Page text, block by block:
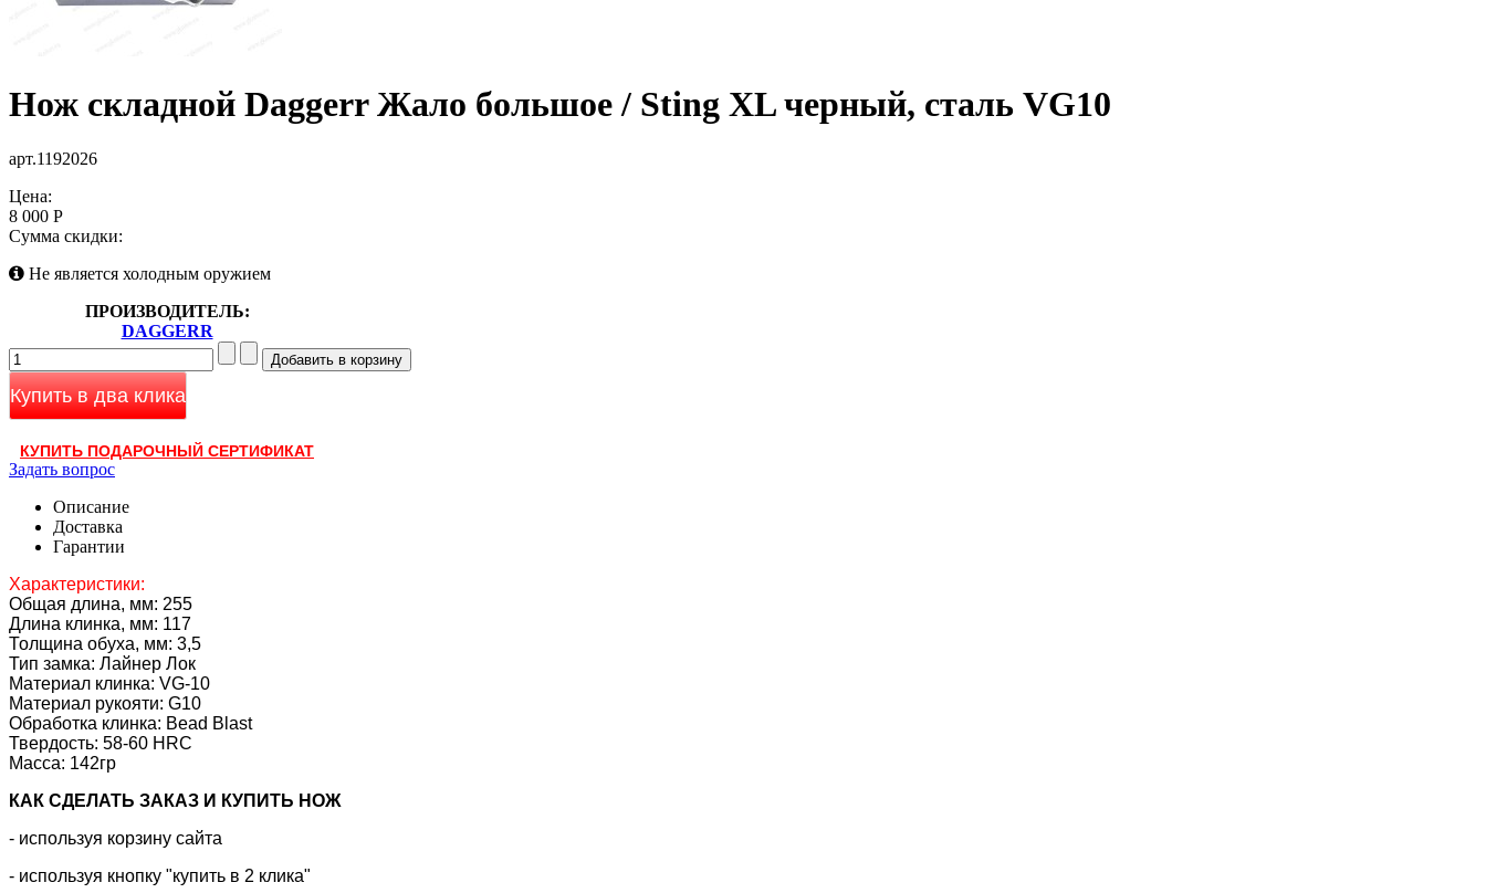
Нож складной Daggerr Жало большое / Sting XL черный, сталь VG10
арт.1192026
Цена:
8 000 Р
Сумма скидки:
Не является холодным оружием
ПРОИЗВОДИТЕЛЬ:
DAGGERR
Купить в два клика
КУПИТЬ ПОДАРОЧНЫЙ СЕРТИФИКАТ
Задать вопрос
Описание
Доставка
Гарантии
Характеристики:
Общая длина, мм: 255
Длина клинка, мм: 117
Толщина обуха, мм: 3,5
Тип замка: Лайнер Лок
Материал клинка: VG-10
Материал рукояти: G10
Обработка клинка: Bead Blast
Твердость: 58-60 HRC
Масса: 142гр
КАК CДЕЛАТЬ ЗАКАЗ И КУПИТЬ НОЖ
- используя корзину сайта
- используя кнопку "купить в 2 клика"